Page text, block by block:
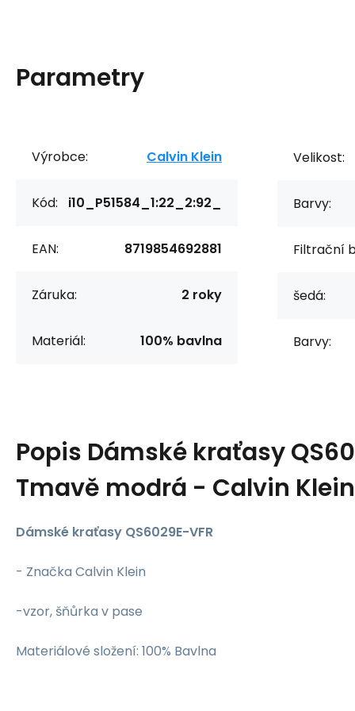
Parametry
Výrobce: Calvin Klein
Kód: i10_P51584_1:22_2:92_
EAN: 8719854692881
Záruka: 2 roky
Materiál: 100% bavlna
Velikost:
Barvy:
Filtrační
šedá:
Barvy:
Popis Dámské kraťasy
Tmavě modrá - Calvin Klein
Dámské kraťasy QS6029E-VFR
- Značka Calvin Klein
-vzor, šňůrka v pase
Materiálové složení: 100% Bavlna